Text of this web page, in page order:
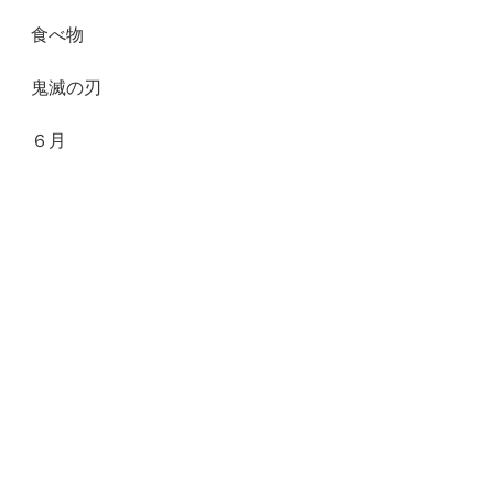
食べ物
鬼滅の刃
６月